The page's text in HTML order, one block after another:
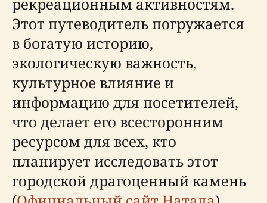
Этот путеводитель погружается
в богатую историю,
экологическую важность,
культурное влияние и
информацию для посетителей,
что делает его всесторонним
ресурсом для всех, кто
планирует исследовать этот
городской драгоценный камень